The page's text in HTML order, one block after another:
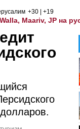
+30 +19
Walla, Maariv, JP на